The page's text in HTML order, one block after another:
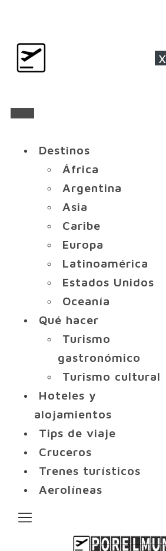
x
Destinos
África
Argentina
Asia
Caribe
Europa
Latinoamérica
Estados Unidos
Oceanía
Qué hacer
Turismo
gastronómico
Turismo cultural
Hoteles y
alojamientos
Tips de viaje
Cruceros
Trenes turísticos
Aerolíneas